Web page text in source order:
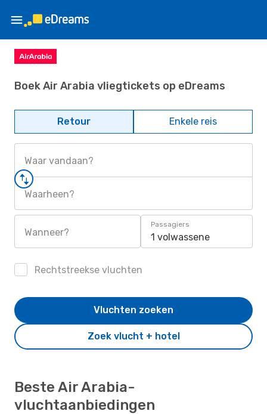
Boek Air Arabia vliegtickets op eDreams
Retour Enkele reis
Waar vandaan?
Waarheen?
Wanneer?
Passagiers
1 volwassene
Rechtstreekse vluchten
Zoek vlucht + hotel
Vluchten zoeken
Beste Air Arabia-
vluchtaanbiedingen